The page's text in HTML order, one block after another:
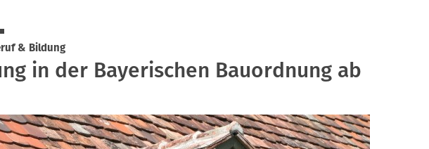
& Bildung
in der Bayerischen Bauordnung ab